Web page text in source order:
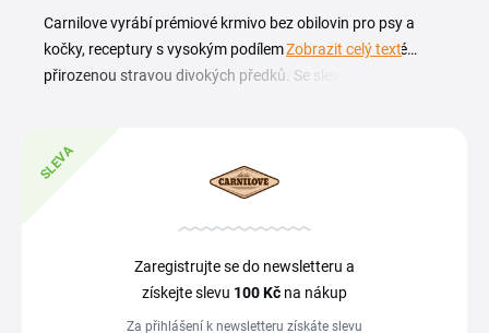
Carnilove vyrábí prémiové krmivo bez obilovin pro psy a
kočky, receptury s vysokým podílem masa inspirované
přirozenou stravou divokých předků. Se slevovým kódem
stravu blízkou jeho instinktům. Na této stránce najdeš
aktuální slevové kódy a akce Carnilove pohromadě. Stačí
a vložit v košíku. Kromě jednorázových kódů Carnilove
pravidelně spouští sezonní slevy a akce na granule i mokré
krmivo, takže se vyplatí stránku sledovat před každým
Zobrazit celý text
SLEVA
Zaregistrujte se do newsletteru a
získejte slevu 100 Kč na nákup
Za přihlášení k newsletteru získáte slevu